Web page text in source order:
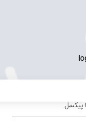
پیکسل.